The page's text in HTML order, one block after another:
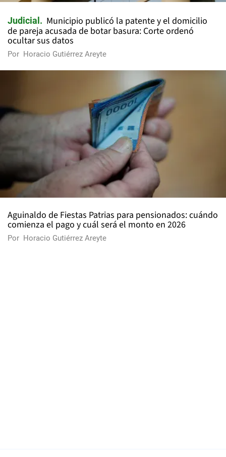
Judicial
Municipio publicó la patente y el domicilio
de pareja acusada de botar basura: Corte ordenó
ocultar sus datos
Por Horacio Gutiérrez Areyte
Aguinaldo de Fiestas Patrias para pensionados: cuándo
comienza el pago y cuál será el monto en 2026
Por Horacio Gutiérrez Areyte